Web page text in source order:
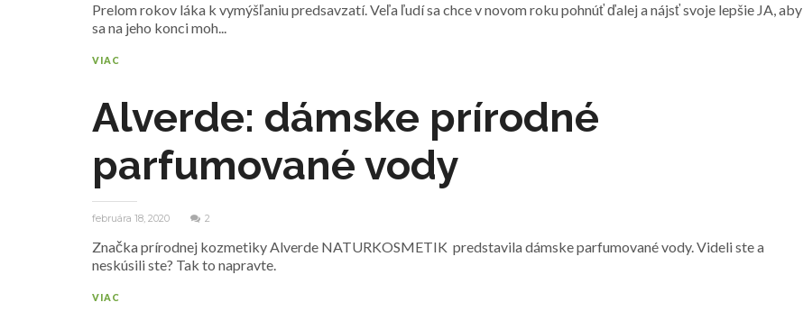
Prelom rokov láka k vymýšľaniu predsavzatí. Veľa ľudí sa chce v novom roku pohnúť ďalej a nájsť svoje lepšie JA, aby
sa na jeho konci moh...
VIAC
Alverde: dámske prírodné
parfumované vody
februára 18, 2020 2
Značka prírodnej kozmetiky Alverde NATURKOSMETIK predstavila dámske parfumované vody. Videli ste a
neskúsili ste? Tak to napravte.
VIAC